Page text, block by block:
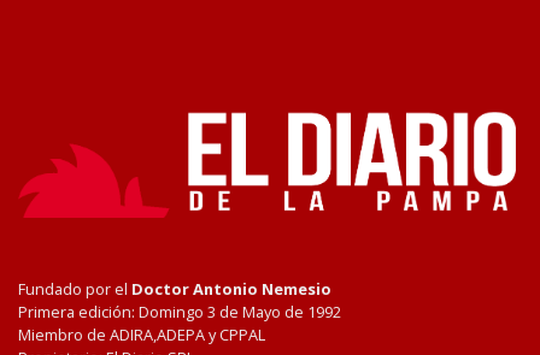
Fundado por el Doctor Antonio Nemesio
Primera edición: Domingo 3 de Mayo de 1992
Miembro de ADIRA,ADEPA y CPPAL